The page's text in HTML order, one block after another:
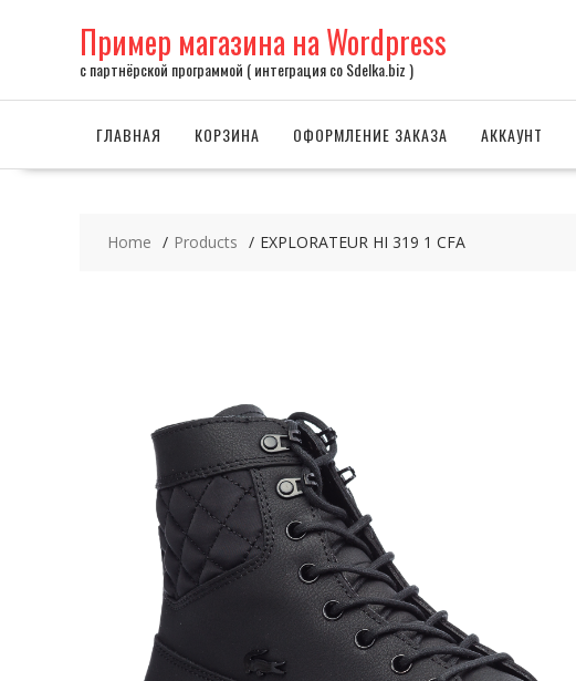
Пример магазина на Wordpress
с партнёрской программой ( интеграция со Sdelka.biz )
ГЛАВНАЯ КОРЗИНА ОФОРМЛЕНИЕ ЗАКАЗА АККАУНТ
Home Products EXPLORATEUR HI 319 1 CFA